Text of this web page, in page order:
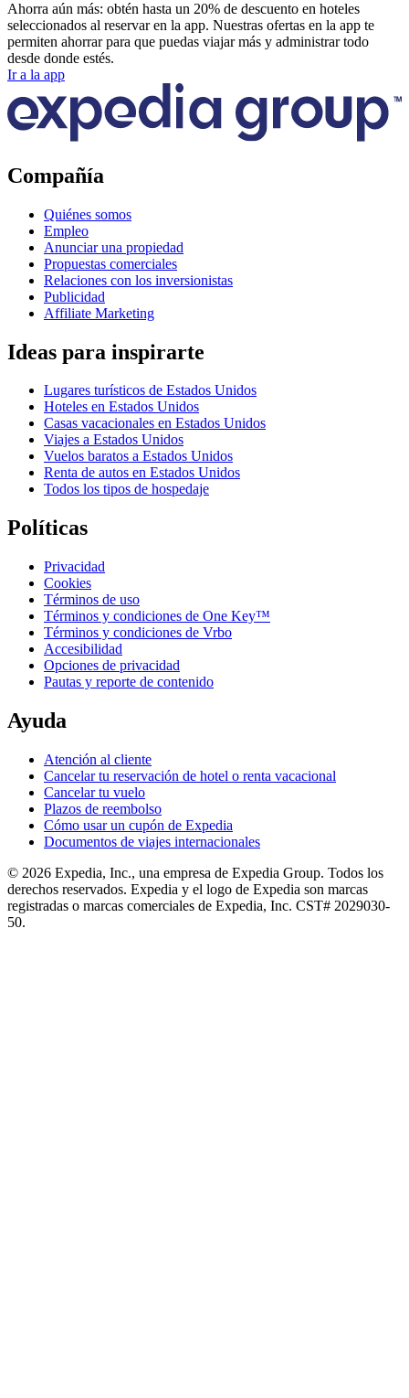
Ahorra aún más: obtén hasta un 20% de descuento en hoteles
seleccionados al reservar en la app. Nuestras ofertas en la app te
permiten ahorrar para que puedas viajar más y administrar todo
desde donde estés.
Ir a la app
Compañía
Quiénes somos
Empleo
Anunciar una propiedad
Propuestas comerciales
Relaciones con los inversionistas
Publicidad
Affiliate Marketing
Ideas para inspirarte
Lugares turísticos de Estados Unidos
Hoteles en Estados Unidos
Casas vacacionales en Estados Unidos
Viajes a Estados Unidos
Vuelos baratos a Estados Unidos
Renta de autos en Estados Unidos
Todos los tipos de hospedaje
Políticas
Privacidad
Cookies
Términos de uso
Términos y condiciones de One Key™
Términos y condiciones de Vrbo
Accesibilidad
Opciones de privacidad
Pautas y reporte de contenido
Ayuda
Atención al cliente
Cancelar tu reservación de hotel o renta vacacional
Cancelar tu vuelo
Plazos de reembolso
Cómo usar un cupón de Expedia
Documentos de viajes internacionales
© 2026 Expedia, Inc., una empresa de Expedia Group. Todos los
derechos reservados. Expedia y el logo de Expedia son marcas
registradas o marcas comerciales de Expedia, Inc. CST# 2029030-
50.